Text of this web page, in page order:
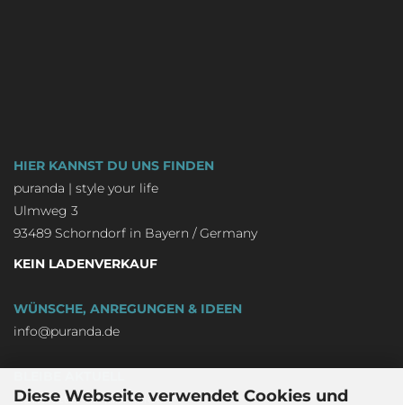
Diese Webseite verwendet Cookies und
HIER KANNST DU UNS FINDEN
puranda | style your life
Ulmweg 3
93489 Schorndorf in Bayern / Germany
KEIN LADENVERKAUF
WÜNSCHE, ANREGUNGEN & IDEEN
info@puranda.de
Newsletter an-/abmelden